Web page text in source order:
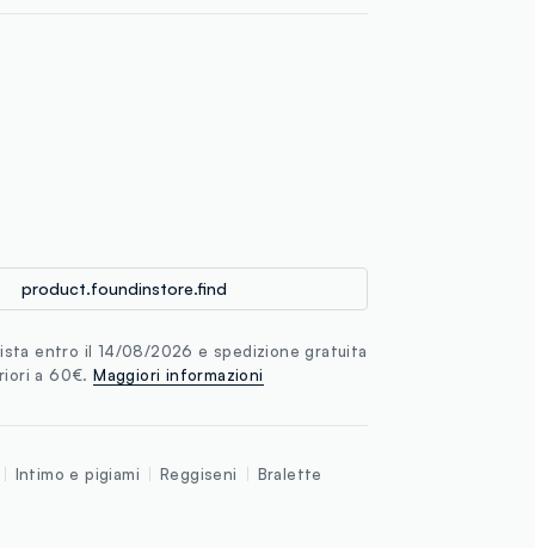
product.foundinstore.find
entro il 14/08/2026 e spedizione gratuita
a 60€.Maggiori informazioni
Intimo e pigiami Reggiseni Bralette